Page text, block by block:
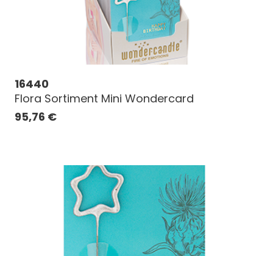
16440
Flora Sortiment Mini Wondercard
95,76 €